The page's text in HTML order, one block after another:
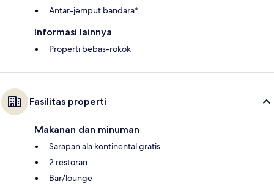
Antar-jemput bandara*
Informasi lainnya
Properti bebas-rokok
Fasilitas properti
Makanan dan minuman
Sarapan ala kontinental gratis
2 restoran
Bar/lounge